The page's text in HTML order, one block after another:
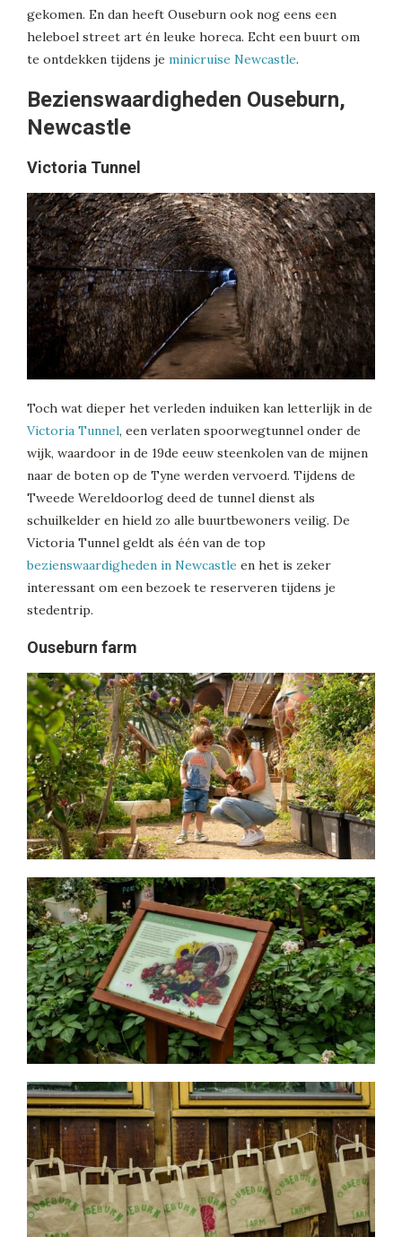
gekomen. En dan heeft Ouseburn ook nog eens een
heleboel street art én leuke horeca. Echt een buurt om
te ontdekken tijdens je minicruise Newcastle.
Bezienswaardigheden Ouseburn,
Newcastle
Victoria Tunnel
Toch wat dieper het verleden induiken kan letterlijk in de
Victoria Tunnel, een verlaten spoorwegtunnel onder de
wijk, waardoor in de 19de eeuw steenkolen van de mijnen
naar de boten op de Tyne werden vervoerd. Tijdens de
Tweede Wereldoorlog deed de tunnel dienst als
schuilkelder en hield zo alle buurtbewoners veilig. De
Victoria Tunnel geldt als één van de top
bezienswaardigheden in Newcastle en het is zeker
interessant om een bezoek te reserveren tijdens je
stedentrip.
Ouseburn farm